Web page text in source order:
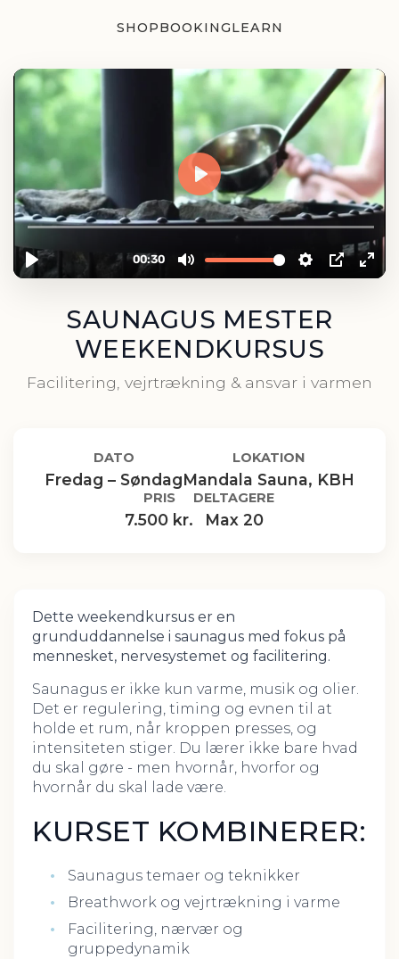
SHOPBOOKINGLEARN
SAUNAGUS MESTER
WEEKENDKURSUS
Facilitering, vejrtrækning & ansvar i varmen
DATO
Fredag – Søndag
LOKATION
Mandala Sauna, KBH
PRIS
7.500 kr.
DELTAGERE
Max 20
Dette weekendkursus er en
grunduddannelse i saunagus med fokus på
mennesket, nervesystemet og facilitering.
Saunagus er ikke kun varme, musik og olier.
Det er regulering, timing og evnen til at
holde et rum, når kroppen presses, og
intensiteten stiger. Du lærer ikke bare hvad
du skal gøre - men hvornår, hvorfor og
hvornår du skal lade være.
KURSET KOMBINERER:
Saunagus temaer og teknikker
Breathwork og vejrtrækning i varme
Facilitering, nærvær og
gruppedynamik